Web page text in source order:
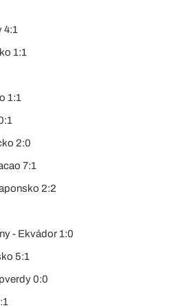
4:1
1:1
1:1
2:0
7:1
2:2
- Ekvádor 1:0
5:1
0:0